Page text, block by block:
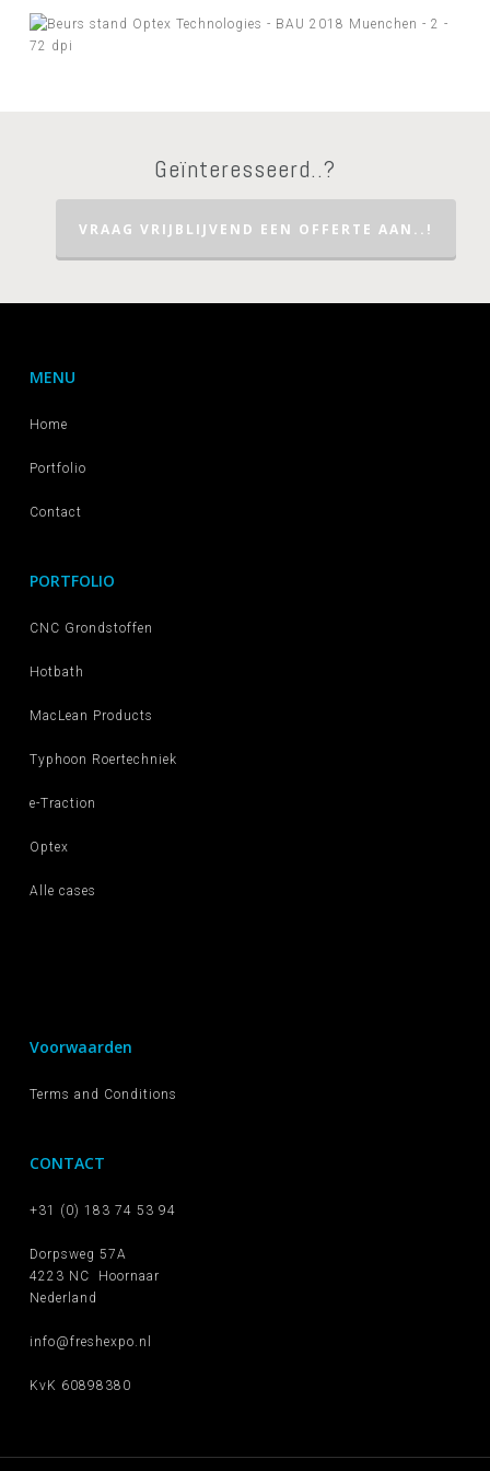
Geïnteresseerd..?
VRAAG VRIJBLIJVEND EEN OFFERTE AAN..!
MENU
Home
Portfolio
Contact
PORTFOLIO
CNC Grondstoffen
Hotbath
MacLean Products
Typhoon Roertechniek
e-Traction
Optex
Alle cases
Voorwaarden
Terms and Conditions
CONTACT
+31 (0) 183 74 53 94
Dorpsweg 57A
4223 NC Hoornaar
Nederland
info@freshexpo.nl
KvK 60898380